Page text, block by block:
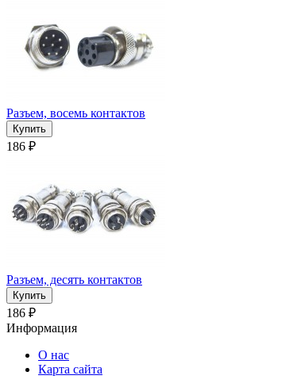
Разъем, восемь контактов
186 ₽
Разъем, десять контактов
186 ₽
Информация
О нас
Карта сайта